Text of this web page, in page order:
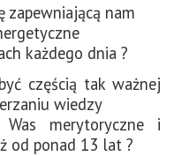
zapewniającą nam
każdego dnia ?
częścią tak ważnej
wiedzy
merytoryczne i
od ponad 13 lat ?